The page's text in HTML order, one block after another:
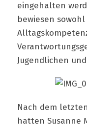
eingehalten
bewiesen
Jugendlichen
Nach dem
hatten Susanne